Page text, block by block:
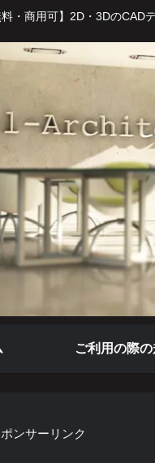
料・商用可】2D・3DのCAD
ご利用の際
ンサーリンク